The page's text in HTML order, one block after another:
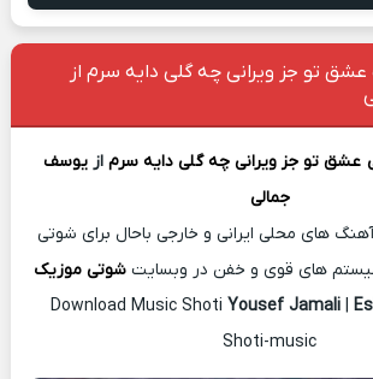
عشق تو جز ویرانی چه گلی دایه سرم از
عشق تو جز ویرانی چه گلی دایه سرم ازیوسف
جمالی
های محلی ایرانی و خارجی باحال برای شوتی
های قوی و خفن در وبسایتشوتی موزیک
Download Music Shoti Yousef Jamali |
Shoti-music